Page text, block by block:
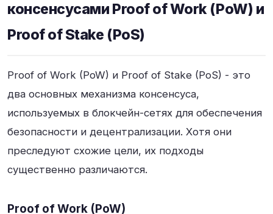
консенсусами Proof of Work (PoW) и
Proof of Stake (PoS)
Proof of Work (PoW) и Proof of Stake (PoS) - это
два основных механизма консенсуса,
используемых в блокчейн-сетях для обеспечения
безопасности и децентрализации. Хотя они
преследуют схожие цели, их подходы
существенно различаются.
Proof of Work (PoW)